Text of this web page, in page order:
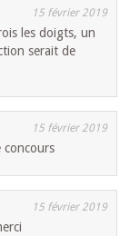
15 février 2019
les doigts, un
serait de
15 février 2019
concours
15 février 2019